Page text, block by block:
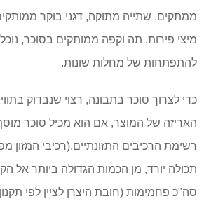
ממתקים, שתייה מתוקה, דגני בוקר
מיצי פירות, תה וקפה ממותקים בסוכר,
להתפתחות של מחלות שונות.
כדי לצרוך סוכר בתבונה, רצוי שנבדוק
האריזה של המוצר, אם הוא מכיל סוכר
רשימת הרכיבים התזונתיים,(רכיבי המזון
תכולה יורד, מן הכמות הגדולה ביותר אל
סה"כ פחמימות (חובת היצרן לציין לפי